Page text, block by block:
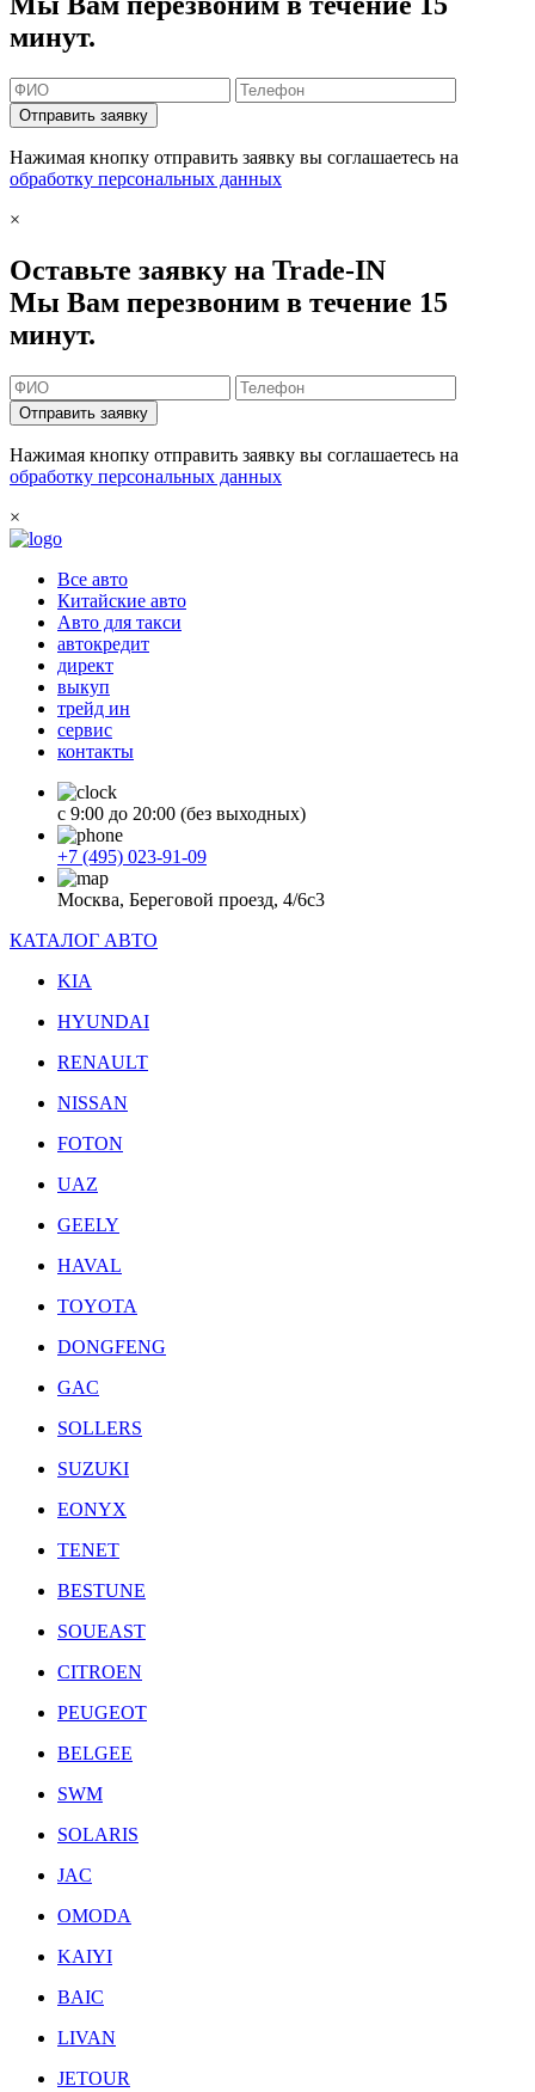
минут.
Отправить заявку
Нажимая кнопку отправить заявку вы соглашаетесь на
обработку персональных данных
×
Оставьте заявку на Trade-IN
Мы Вам перезвоним в течение 15
минут.
Отправить заявку
Нажимая кнопку отправить заявку вы соглашаетесь на
обработку персональных данных
×
Все авто
Китайские авто
Авто для такси
автокредит
директ
выкуп
трейд ин
сервис
контакты
с 9:00 до 20:00 (без выходных)
+7 (495) 023-91-09
Москва, Береговой проезд, 4/6с3
КАТАЛОГ АВТО
KIA
HYUNDAI
RENAULT
NISSAN
FOTON
UAZ
GEELY
HAVAL
TOYOTA
DONGFENG
GAC
SOLLERS
SUZUKI
EONYX
TENET
BESTUNE
SOUEAST
CITROEN
PEUGEOT
BELGEE
SWM
SOLARIS
JAC
OMODA
KAIYI
BAIC
LIVAN
JETOUR